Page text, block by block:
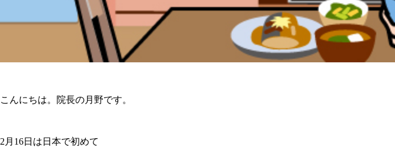
こんにちは。院長の月野です。
2月16日は日本で初めて